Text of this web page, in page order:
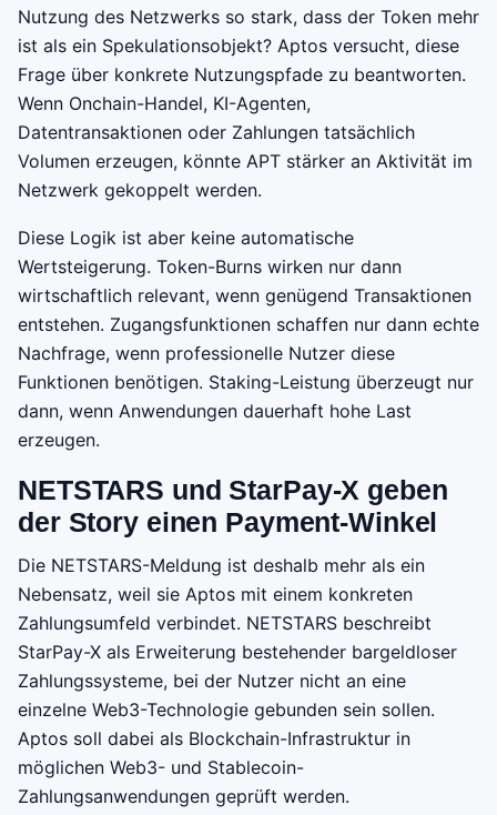
Nutzung des Netzwerks so stark, dass der Token mehr
ist als ein Spekulationsobjekt? Aptos versucht, diese
Frage über konkrete Nutzungspfade zu beantworten.
Wenn Onchain-Handel, KI-Agenten,
Datentransaktionen oder Zahlungen tatsächlich
Volumen erzeugen, könnte APT stärker an Aktivität im
Netzwerk gekoppelt werden.
Diese Logik ist aber keine automatische
Wertsteigerung. Token-Burns wirken nur dann
wirtschaftlich relevant, wenn genügend Transaktionen
entstehen. Zugangsfunktionen schaffen nur dann echte
Nachfrage, wenn professionelle Nutzer diese
Funktionen benötigen. Staking-Leistung überzeugt nur
dann, wenn Anwendungen dauerhaft hohe Last
erzeugen.
NETSTARS und StarPay-X geben
der Story einen Payment-Winkel
Die NETSTARS-Meldung ist deshalb mehr als ein
Nebensatz, weil sie Aptos mit einem konkreten
Zahlungsumfeld verbindet. NETSTARS beschreibt
StarPay-X als Erweiterung bestehender bargeldloser
Zahlungssysteme, bei der Nutzer nicht an eine
einzelne Web3-Technologie gebunden sein sollen.
Aptos soll dabei als Blockchain-Infrastruktur in
möglichen Web3- und Stablecoin-
Zahlungsanwendungen geprüft werden.